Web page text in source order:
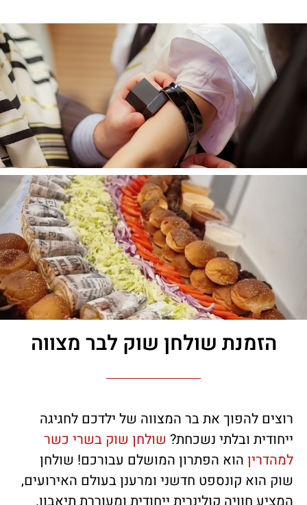
הזמנת שולחן שוק לבר מצווה
רוצים להפוך את בר המצווה של ילדכם לחגיגה
ייחודית ובלתי נשכחת? שולחן שוק בשרי כשר
למהדרין הוא הפתרון המושלם עבורכם! שולחן
שוק הוא קונספט חדשני ומרענן בעולם האירועים,